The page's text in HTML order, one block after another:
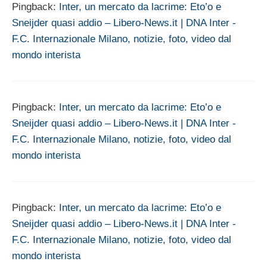
Pingback: Inter, un mercato da lacrime: Eto’o e
Sneijder quasi addio – Libero-News.it | DNA Inter -
F.C. Internazionale Milano, notizie, foto, video dal
mondo interista
Pingback: Inter, un mercato da lacrime: Eto’o e
Sneijder quasi addio – Libero-News.it | DNA Inter -
F.C. Internazionale Milano, notizie, foto, video dal
mondo interista
Pingback: Inter, un mercato da lacrime: Eto’o e
Sneijder quasi addio – Libero-News.it | DNA Inter -
F.C. Internazionale Milano, notizie, foto, video dal
mondo interista